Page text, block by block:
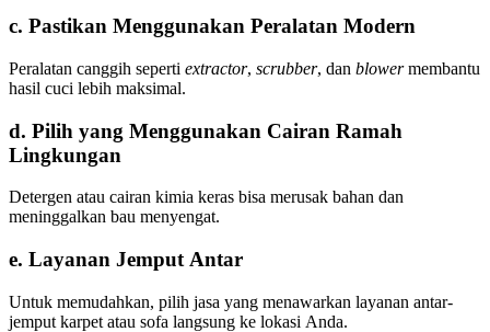
c. Pastikan Menggunakan Peralatan Modern
Peralatan canggih seperti extractor, scrubber, dan blowermembantu
hasil cuci lebih maksimal.
d. Pilih yang Menggunakan Cairan Ramah
Lingkungan
Detergen atau cairan kimia keras bisa merusak bahan dan
meninggalkan bau menyengat.
e. Layanan Jemput Antar
Untuk memudahkan, pilih jasa yang menawarkan layanan antar-
jemput karpet atau sofa langsung ke lokasi Anda.